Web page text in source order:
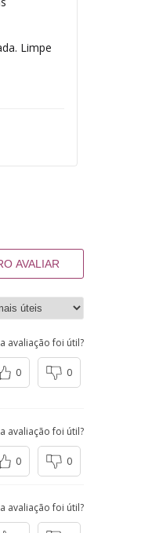
Limpe
AVALIAR
avaliação foi útil?
0 0
avaliação foi útil?
0 0
avaliação foi útil?